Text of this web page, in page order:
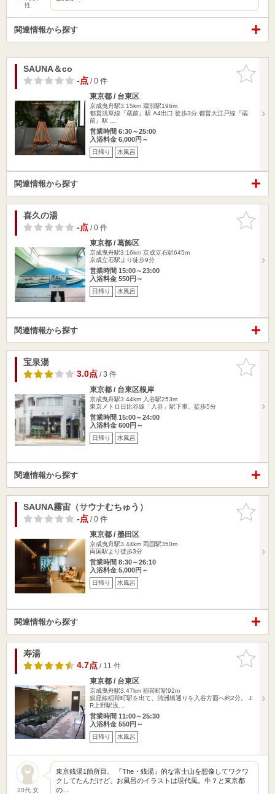
性
関連情報から探す
お気に入
りに追加
SAUNA＆co
-点/ 0 件
東京都 / 台東区
京成曳舟駅3.15km 蔵前駅196m
都営浅草線『蔵前』駅 A4出口 徒歩3分 都営大江戸線『蔵
前』駅 …
営業時間 6:30～25:00
入浴料金 6,000円～
日帰り 水風呂
関連情報から探す
お気に入
りに追加
喜久の湯
-点/ 0 件
東京都 / 葛飾区
京成曳舟駅3.16km 京成立石駅645m
京成立石駅より徒歩9分
営業時間 15:00～23:00
入浴料金 550円～
日帰り 水風呂
関連情報から探す
お気に入
りに追加
宝泉湯
3.0点/ 3 件
東京都 / 台東区根岸
京成曳舟駅3.44km 入谷駅253m
東京メトロ日比谷線「入谷」駅下車、徒歩5分
営業時間 15:00～24:00
入浴料金 600円～
日帰り 水風呂
関連情報から探す
お気に入
りに追加
SAUNA霧宙（サウナむちゅう）
-点/ 0 件
東京都 / 墨田区
京成曳舟駅3.44km 両国駅350m
両国駅より徒歩3分
営業時間 8:30～26:10
入浴料金 5,000円～
日帰り 水風呂
関連情報から探す
お気に入
りに追加
寿湯
4.7点/ 11 件
東京都 / 台東区
京成曳舟駅3.47km 稲荷町駅92m
銀座線稲荷町駅を出て、清洲橋通りを入谷方面へ約2分。 J
R上野駅浅…
営業時間 11:00～25:30
入浴料金 550円～
日帰り 水風呂
20代 女
東京銭湯1箇所目。 『The・銭湯』的な富士山を想像してワクワ
クしてたんだけど、お風呂のイラストは現代風。牛？と東京都
の…